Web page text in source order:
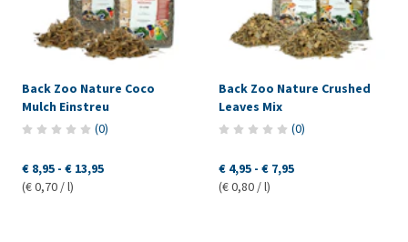
Back Zoo Nature Coco
Mulch Einstreu
(0)
€ 8,95 - € 13,95
(€ 0,70 / l)
Back Zoo Nature Crushed
Leaves Mix
(0)
€ 4,95 - € 7,95
(€ 0,80 / l)